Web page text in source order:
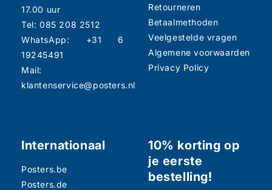
17.00 uur
Tel: 085 208 2512
WhatsApp: +31 6
19245491
Mail:
klantenservice@posters.nl
Retourneren
Betaalmethoden
Veelgestelde vragen
Algemene voorwaarden
Privacy Policy
Internationaal
Posters.be
Posters.de
10% korting op
je eerste
bestelling!